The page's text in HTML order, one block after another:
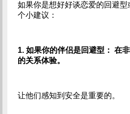
如果你是想好好谈恋爱的回避
个小建议：
1. 如果你的伴侣是回避型： 在
的关系体验。
让他们感知到安全是重要的。